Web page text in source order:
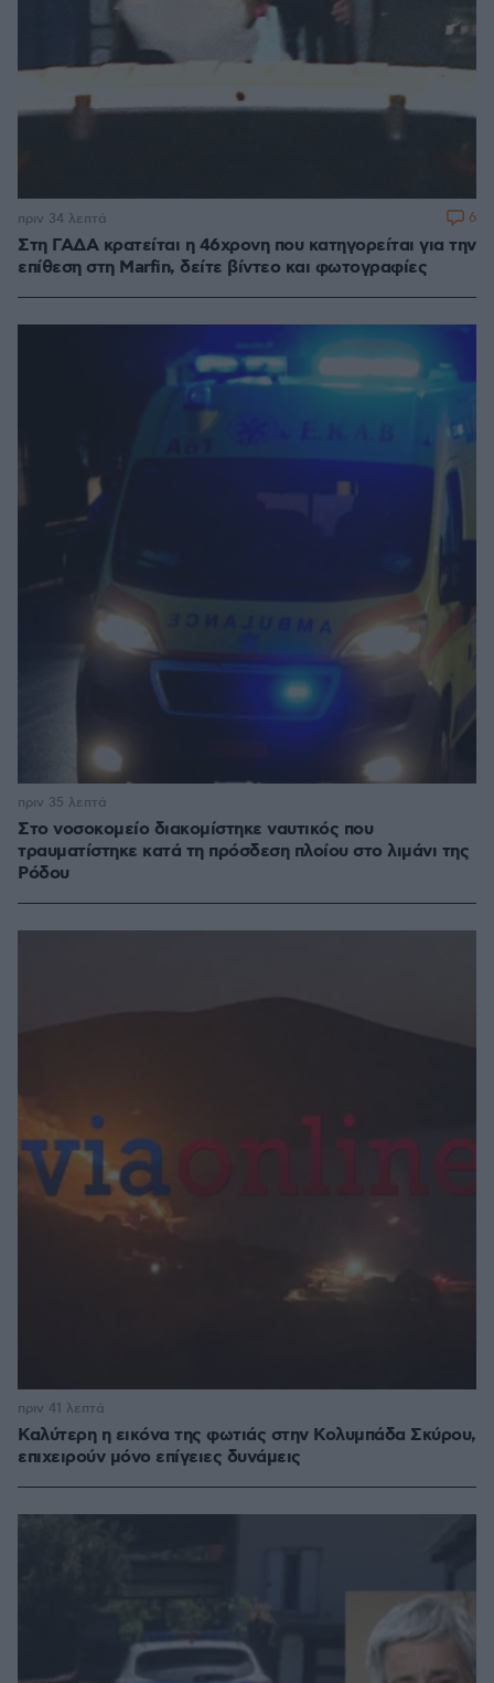
Στη ΓΑΔΑ κρατείται η 46χρονη που κατηγορείται για την
επίθεση στη Marfin, δείτε βίντεο και φωτογραφίες
πριν 34 λεπτά 6
Στο νοσοκομείο διακομίστηκε ναυτικός που
τραυματίστηκε κατά τη πρόσδεση πλοίου στο λιμάνι της
Ρόδου
πριν 35 λεπτά
Καλύτερη η εικόνα της φωτιάς στην Κολυμπάδα Σκύρου,
επιχειρούν μόνο επίγειες δυνάμεις
πριν 41 λεπτά